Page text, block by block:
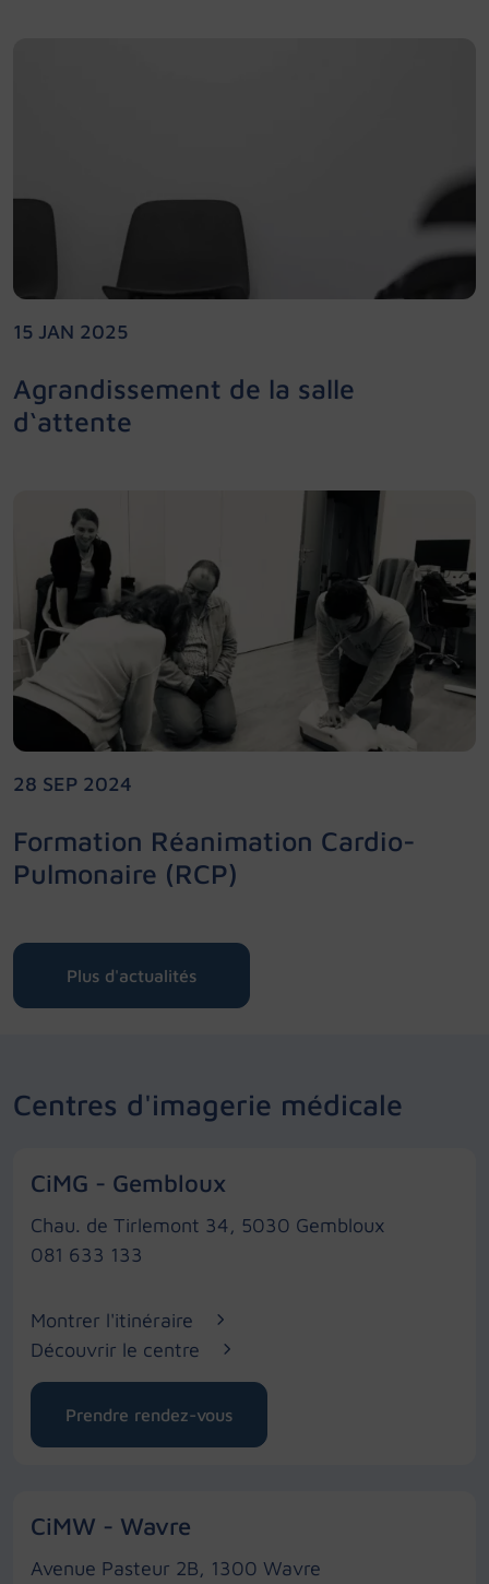
15 JAN 2025
Agrandissement de la salle
d‘attente
28 SEP 2024
Formation Réanimation Cardio-
Pulmonaire (RCP)
Plus d'actualités
Centres d'imagerie médicale
CiMG - Gembloux
Chau. de Tirlemont 34, 5030 Gembloux
081 633 133
Montrer l'itinéraire
Découvrir le centre
Prendre rendez-vous
CiMW - Wavre
Avenue Pasteur 2B, 1300 Wavre